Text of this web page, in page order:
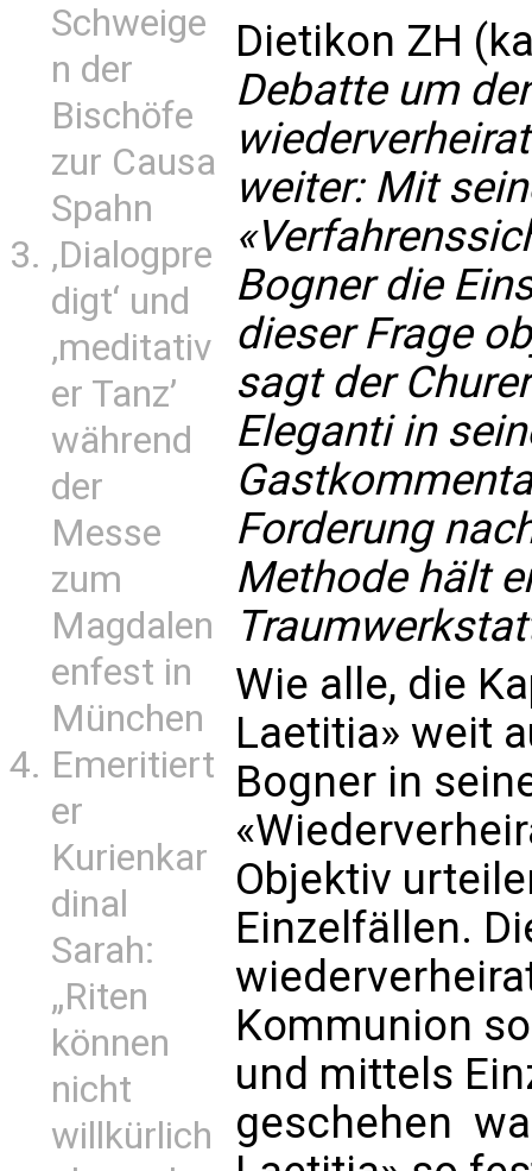
Schweige
n der
Bischöfe
zur Causa
Spahn
‚Dialogpre
digt‘ und
‚meditativ
er Tanz’
während
der
Messe
zum
Magdalen
enfest in
München
Emeritiert
er
Kurienkar
dinal
Sarah:
„Riten
können
nicht
willkürlich
Dietikon ZH
Debatte um
weiter: Mit
Bognerdie
dieser Frage
sagt der
Eleganti in
Forderung
Methode hält
Wie alle, die
Laetitia» weit
Bogner in
Objektiv
Einzelfällen.
Kommunion
und mittels
geschehen 